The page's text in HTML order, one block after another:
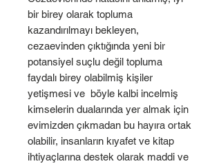
bir birey olarak topluma
kazandırılmayı bekleyen,
cezaevinden çıktığında yeni bir
potansiyel suçlu değil topluma
faydalı birey olabilmiş kişiler
yetişmesi ve böyle kalbi incelmiş
kimselerin dualarında yer almak için
evimizden çıkmadan bu hayıra ortak
olabilir, insanların kıyafet ve kitap
ihtiyaçlarına destek olarak maddi ve